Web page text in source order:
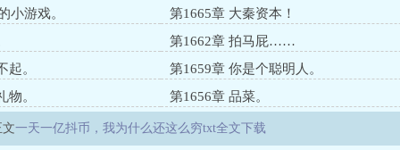
门世家出来历练的继承人了？粉
兼职！直播间水友：新来的家人
女主播/女网红：他是一个朴实无
是喜欢他的低调！徐风：一天一
小游戏。
第1665章 大秦资本！
第1662章 拍马屁……
起。
第1659章 你是个聪明人。
物。 第1656章 品菜。
文一天一亿抖币，我为什么还这么穷txt全文下载